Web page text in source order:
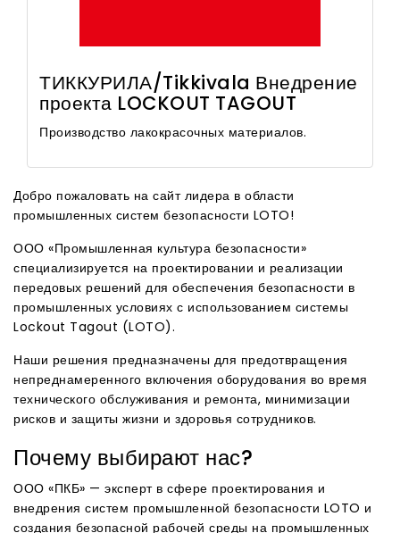
ТИККУРИЛА/Tikkivala Внедрение
проекта LOCKOUT TAGOUT
Производство лакокрасочных материалов.
Добро пожаловать на сайт лидера в области
промышленных систем безопасности LOTO!
ООО «Промышленная культура безопасности»
специализируется на проектировании и реализации
передовых решений для обеспечения безопасности в
промышленных условиях с использованием системы
Lockout Tagout (LOTO).
Наши решения предназначены для предотвращения
непреднамеренного включения оборудования во время
технического обслуживания и ремонта, минимизации
рисков и защиты жизни и здоровья сотрудников.
Почему выбирают нас?
ООО «ПКБ» — эксперт в сфере проектирования и
внедрения систем промышленной безопасности LOTO и
создания безопасной рабочей среды на промышленных